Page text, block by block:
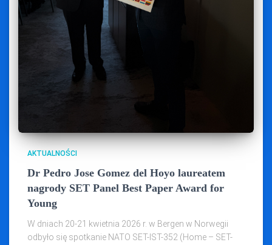
AKTUALNOŚCI
Dr Pedro Jose Gomez del Hoyo laureatem
nagrody SET Panel Best Paper Award for
Young
W dniach 20-21 kwietnia 2026 r. w Bergen w Norwegii
odbyło się spotkanie NATO SET-IST-352 (Home – SET-